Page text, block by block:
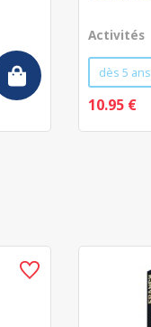
Activités
dès 5 ans
10.95 €